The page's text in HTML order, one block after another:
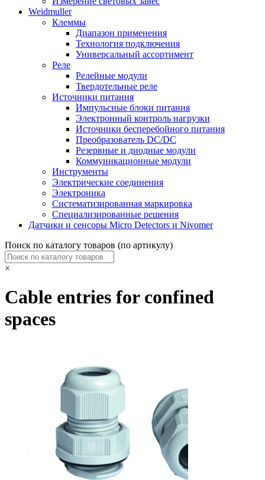
Weidmuller
Клеммы
Диапазон применения
Технология подключения
Универсальный ассортимент
Реле
Релейные модули
Твердотельные реле
Источники питания
Импульсные блоки питания
Электронный контроль нагрузки
Источники бесперебойного питания
Преобразователь DC/DC
Резервные и диодные модули
Коммуникационные модули
Инструменты
Электрические соединения
Электроника
Систематизированная маркировка
Специализированные решения
Датчики и сенсоры Micro Detectors и Nivomer
Поиск по каталогу товаров (по артикулу)
×
Cable entries for confined
spaces